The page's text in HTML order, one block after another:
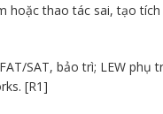
hoặc thao tác sai, tạo
SAT, bảo trì; LEW phụ
[R1]